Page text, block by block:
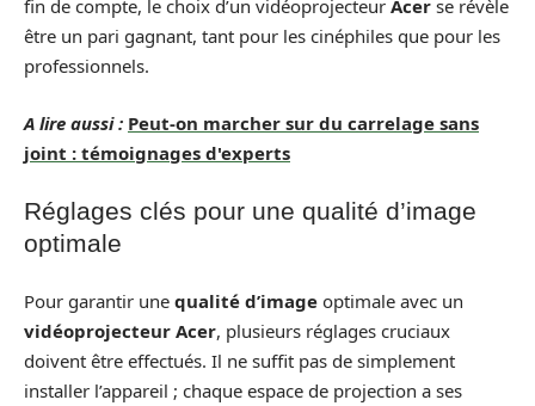
fin de compte, le choix d’un vidéoprojecteur Acer se révèle
être un pari gagnant, tant pour les cinéphiles que pour les
professionnels.
A lire aussi : Peut-on marcher sur du carrelage sans
joint : témoignages d'experts
Réglages clés pour une qualité d’image
optimale
Pour garantir une qualité d’image optimale avec un
vidéoprojecteur Acer, plusieurs réglages cruciaux
doivent être effectués. Il ne suffit pas de simplement
installer l’appareil ; chaque espace de projection a ses